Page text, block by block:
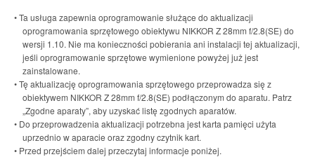
• Ta usługa zapewnia oprogramowanie służące do aktualizacji
oprogramowania sprzętowego obiektywu NIKKOR Z 28mm f/2.8(SE) do
wersji 1.10. Nie ma konieczności pobierania ani instalacji tej aktualizacji,
jeśli oprogramowanie sprzętowe wymienione powyżej już jest
zainstalowane.
• Tę aktualizację oprogramowania sprzętowego przeprowadza się z
obiektywem NIKKOR Z 28mm f/2.8(SE) podłączonym do aparatu. Patrz
„Zgodne aparaty”, aby uzyskać listę zgodnych aparatów.
• Do przeprowadzenia aktualizacji potrzebna jest karta pamięci użyta
uprzednio w aparacie oraz zgodny czytnik kart.
• Przed przejściem dalej przeczytaj informacje poniżej.